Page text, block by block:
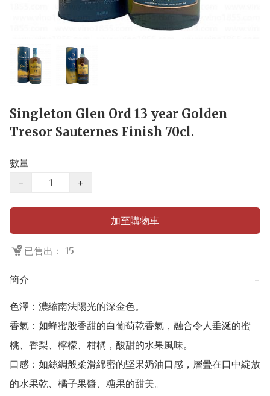
Singleton Glen Ord 13 year Golden
Tresor Sauternes Finish 70cl.
數量
−
+
加至購物車
已售出： 15
簡介 −
色澤：濃縮南法陽光的深金色。
香氣：如蜂蜜般香甜的白葡萄乾香氣，融合令人垂涎的蜜
桃、香梨、檸檬、柑橘，酸甜的水果風味。
口感：如絲綢般柔滑綿密的堅果奶油口感，層疊在口中綻放
的水果乾、橘子果醬、糖果的甜美。